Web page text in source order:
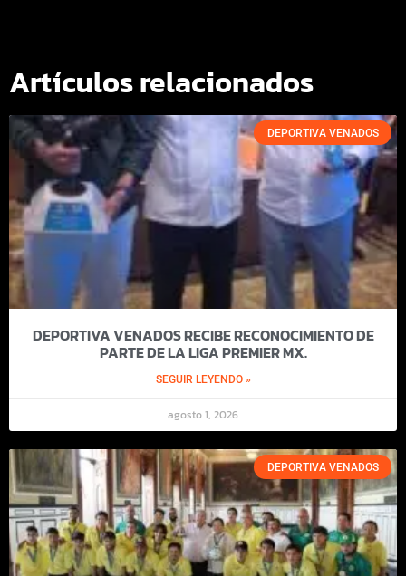
Artículos relacionados
DEPORTIVA VENADOS
DEPORTIVA VENADOS RECIBE RECONOCIMIENTO DE
PARTE DE LA LIGA PREMIER MX.
SEGUIR LEYENDO »
agosto 1, 2026
DEPORTIVA VENADOS